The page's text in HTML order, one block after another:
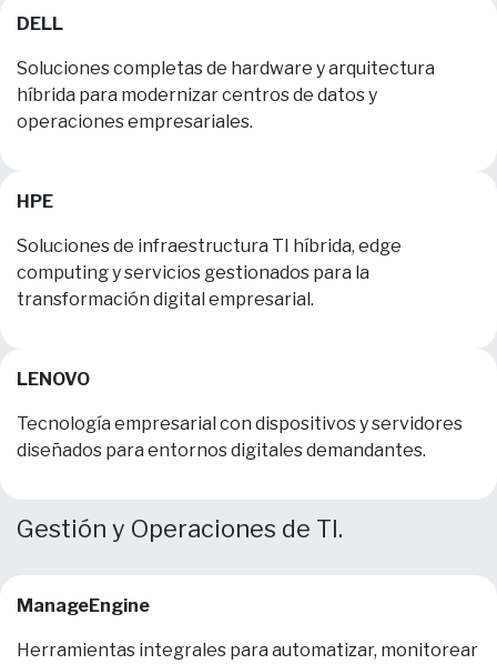
DELL
Soluciones completas de hardware y arquitectura
híbrida para modernizar centros de datos y
operaciones empresariales.
ManageEngine
Herramientas integrales para automatizar, monitorear
Gestión y Operaciones de TI.
HPE
Soluciones de infraestructura TI híbrida, edge
computing y servicios gestionados para la
transformación digital empresarial.
LENOVO
Tecnología empresarial con dispositivos y servidores
diseñados para entornos digitales demandantes.